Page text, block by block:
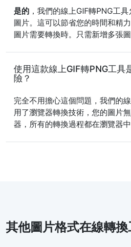
是的 ，我們的線上GIF轉PNG工
圖片。這可以節省您的時間和精
圖片需要轉換時。只需新增多張圖
使用這款線上GIF轉PNG工具
險？
完全不用擔心這個問題，我們的
用了瀏覽器轉換技術，您的圖片
器，所有的轉換過程都在瀏覽器中
其他圖片格式在線轉